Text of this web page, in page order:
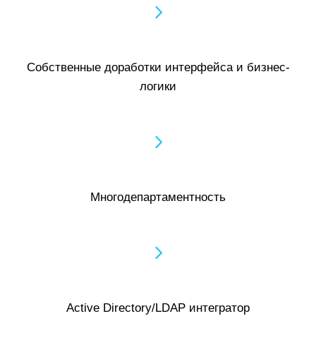
Собственные доработки интерфейса и бизнес-
логики
Многодепартаментность
Аctive Directory/LDAP интегратор